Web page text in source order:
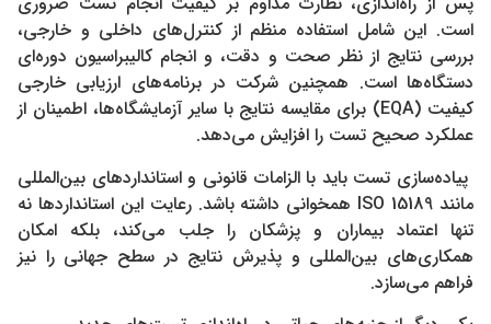
است. این شامل استفاده منظم از کنترل‌های داخلی و خارجی،
بررسی نتایج از نظر صحت و دقت، و انجام کالیبراسیون دوره‌ای
دستگاه‌ها است. همچنین شرکت در برنامه‌های ارزیابی خارجی
کیفیت (EQA) برای مقایسه نتایج با سایر آزمایشگاه‌ها، اطمینان از
عملکرد صحیح تست را افزایش می‌دهد.
پیاده‌سازی تست باید با الزامات قانونی و استانداردهای بین‌المللی
مانند ISO 15189 همخوانی داشته باشد. رعایت این استانداردها نه
تنها اعتماد بیماران و پزشکان را جلب می‌کند، بلکه امکان
همکاری‌های بین‌المللی و پذیرش نتایج در سطح جهانی را نیز
فراهم می‌سازد.